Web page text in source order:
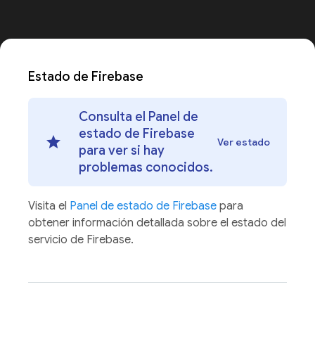
Estado de Firebase
Consulta el Panel de
estado de Firebase
para ver si hay
problemas conocidos.
Ver estado
Visita el Panel de estado de Firebase para
obtener información detallada sobre el estado del
servicio de Firebase.